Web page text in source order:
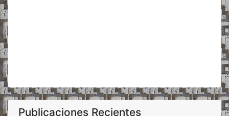
Publicaciones Recientes